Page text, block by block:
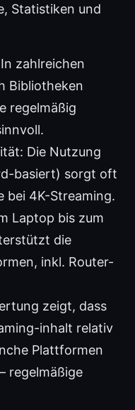
Statistiken und
zahlreichen
Bibliotheken
regelmäßig
Die Nutzung
basiert) sorgt oft
bei 4K-Streaming.
Laptop bis zum
die
inkl. Router-
zeigt, dass
inhalt relativ
Plattformen
regelmäßige